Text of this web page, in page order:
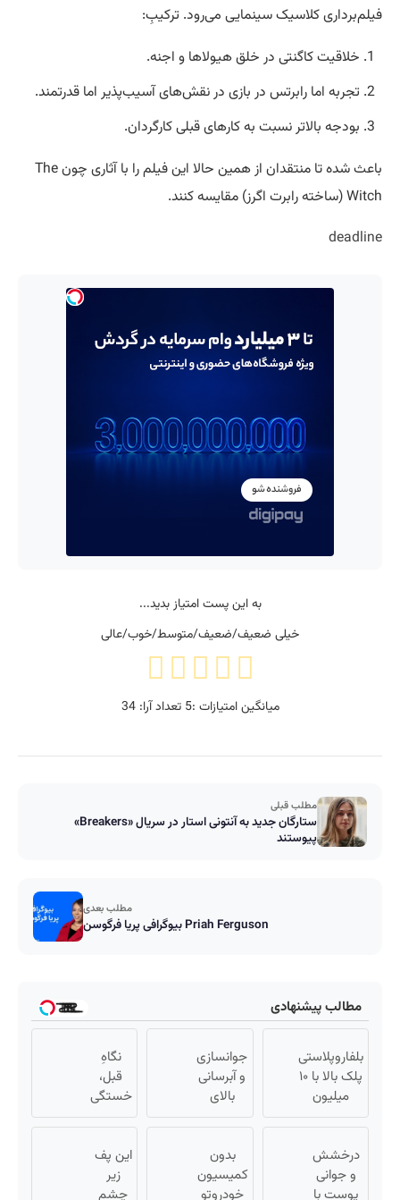
فیلم‌برداری کلاسیک سینمایی می‌رود. ترکیبِ:
خلاقیت کاگنتی در خلق هیولاها و اجنه.
تجربه اما رابرتس در بازی در نقش‌های آسیب‌پذیر اما قدرتمند.
بودجه بالاتر نسبت به کارهای قبلی کارگردان.
باعث شده تا منتقدان از همین حالا این فیلم را با آثاری چون The
Witch (ساخته رابرت اگرز) مقایسه کنند.
deadline
به این پست امتیاز بدید...
خیلی ضعیف/ضعیف/متوسط/خوب/عالی
میانگین امتیازات :5 تعداد آرا:34
مطلب قبلی
ستارگان جدید به آنتونی استار در سریال «Breakers»
پیوستند
مطلب بعدی
بیوگرافی پریا فرگوسن Priah Ferguson
مطالب پیشنهادی
بلفاروپلاستی
پلک بالا با ۱۰
میلیون
تخفیف فقط
✅
جوانسازی
و آبرسانی
بالای
پوست با
نگاهِ
قبل،
خستگی
داشت...
بعد،
انرژی
داره 🌸
درخشش
و جوانی
پوست با
بدون
کمیسیون
خودروتو
این پف
زیر
چشم